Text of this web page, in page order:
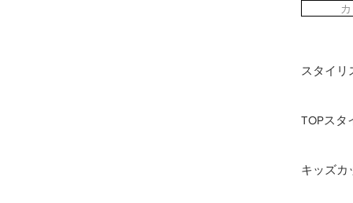
スタイリ
TOPスタ
キッズカ